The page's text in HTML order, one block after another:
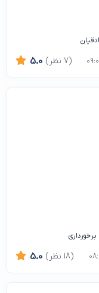
5.0 (7 نظر)
5.0 (18 نظر)